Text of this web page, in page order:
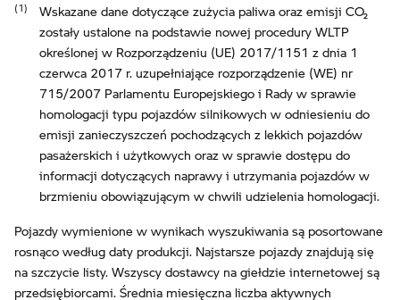
Wskazane dane dotyczące zużycia paliwa oraz emisji CO₂
zostały ustalone na podstawie nowej procedury WLTP
określonej w Rozporządzeniu (UE) 2017/1151 z dnia 1
czerwca 2017 r. uzupełniające rozporządzenie (WE) nr
715/2007 Parlamentu Europejskiego i Rady w sprawie
homologacji typu pojazdów silnikowych w odniesieniu do
emisji zanieczyszczeń pochodzących z lekkich pojazdów
pasażerskich i użytkowych oraz w sprawie dostępu do
informacji dotyczących naprawy i utrzymania pojazdów w
brzmieniu obowiązującym w chwili udzielenia homologacji.
Pojazdy wymienione w wynikach wyszukiwania są posortowane
rosnąco według daty produkcji. Najstarsze pojazdy znajdują się
na szczycie listy. Wszyscy dostawcy na giełdzie internetowej są
przedsiębiorcami. Średnia miesięczna liczba aktywnych